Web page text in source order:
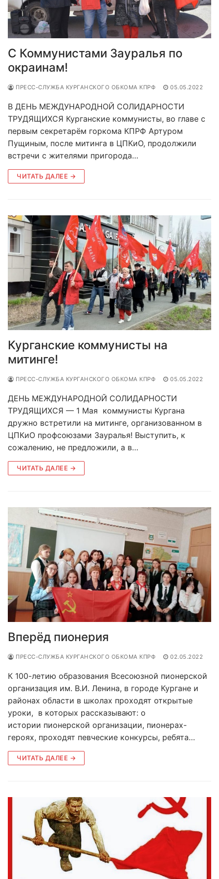
С Коммунистами Зауралья по
окраинам!
ПРЕСС-СЛУЖБА КУРГАНСКОГО ОБКОМА КПРФ 05.05.2022
В ДЕНЬ МЕЖДУНАРОДНОЙ СОЛИДАРНОСТИ
ТРУДЯЩИХСЯ Курганские коммунисты, во главе с
первым секретарём горкома КПРФ Артуром
Пущиным, после митинга в ЦПКиО, продолжили
встречи с жителями пригорода…
ЧИТАТЬ ДАЛЕЕ →
Курганские коммунисты на
митинге!
ПРЕСС-СЛУЖБА КУРГАНСКОГО ОБКОМА КПРФ 05.05.2022
ДЕНЬ МЕЖДУНАРОДНОЙ СОЛИДАРНОСТИ
ТРУДЯЩИХСЯ — 1 Мая коммунисты Кургана
дружно встретили на митинге, организованном в
ЦПКиО профсоюзами Зауралья! Выступить, к
сожалению, не предложили, а в…
ЧИТАТЬ ДАЛЕЕ →
Вперёд пионерия
ПРЕСС-СЛУЖБА КУРГАНСКОГО ОБКОМА КПРФ 02.05.2022
К 100-летию образования Всесоюзной пионерской
организация им. В.И. Ленина, в городе Кургане и
районах области в школах проходят открытые
уроки, в которых рассказывают: о
истории пионерской организации, пионерах-
героях, проходят певческие конкурсы, ребята…
ЧИТАТЬ ДАЛЕЕ →